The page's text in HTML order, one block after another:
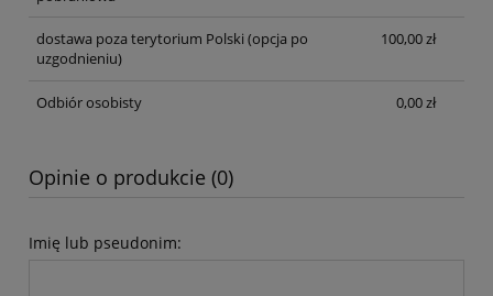
dostawa poza terytorium Polski (opcja po
uzgodnieniu)
100,00 zł
Odbiór osobisty 0,00 zł
Opinie o produkcie (0)
Imię lub pseudonim: